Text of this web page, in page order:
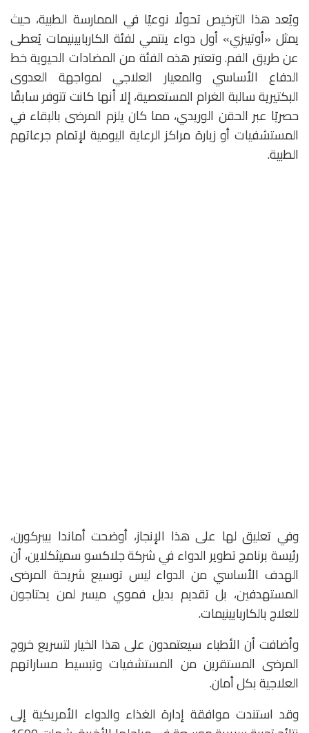
ويُعد هذا الترخيص تحولًا نوعيًا في الممارسة الطبية، حيث
يمثل «أوتيبزي» أول دواء ينتمي لفئة الكاربابينيمات يُعطى
عن طريق الفم. وتعتبر هذه الفئة من المضادات الحيوية خط
الدفاع الأساسي والمعيار العلاجي لمواجهة العدوى
البكتيرية سالبة الغرام المستعصية، إلا أنها كانت تتوفر سابقًا
حصريًا عبر الحقن الوريدي، مما كان يلزم المرضى بالبقاء في
المستشفيات أو زيارة مراكز الرعاية اليومية لإتمام جرعاتهم
الطبية.
وفي تعليق لها على هذا الإنجاز، أوضحت أماندا بيبركورن،
رئيسة برنامج تطوير الدواء في شركة جلاكسو سميثكلاين، أن
الهدف الأساسي من الدواء ليس توسيع شريحة المرضى
المستهدفين، بل تقديم بديل فموي ميسر لمن يحتاجون
للعلاج بالكاربابينيمات.
وأضافت أن الأطباء سيعتمدون على هذا الخيار لتسريع خروج
المرضى المستقرين من المستشفيات وتبسيط مساراتهم
العلاجية بكل أمان.
وقد استندت موافقة إدارة الغذاء والدواء الأمريكية إلى